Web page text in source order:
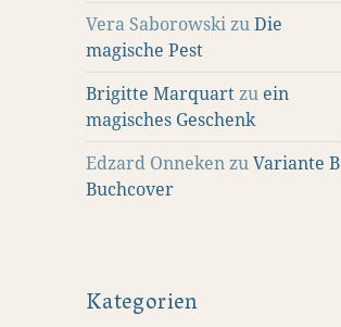
Vera SaborowskizuDie
magische Pest
Brigitte Marquartzu ein
magisches Geschenk
Edzard OnnekenzuVariante B
Buchcover
Kategorien